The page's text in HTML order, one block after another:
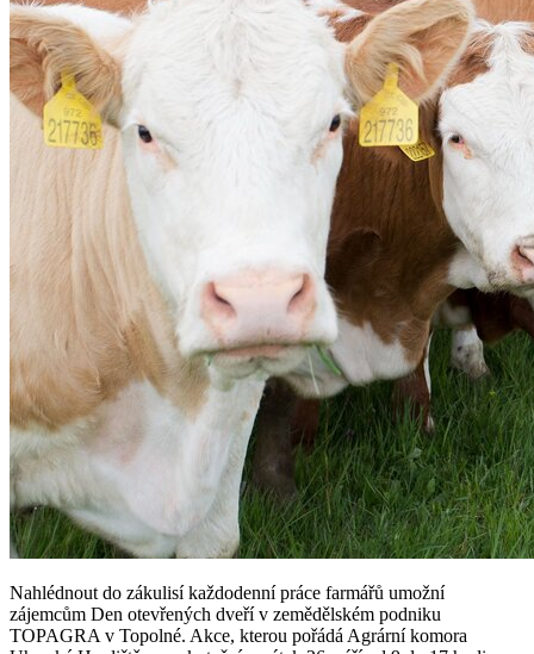
Nahlédnout do zákulisí každodenní práce farmářů umožní
zájemcům Den otevřených dveří v zemědělském podniku
TOPAGRA v Topolné. Akce, kterou pořádá Agrární komora